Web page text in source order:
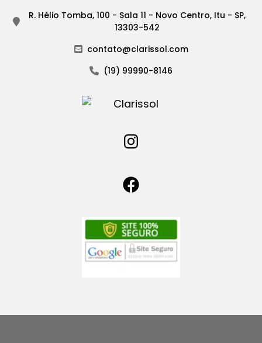
R. Hélio Tomba, 100 - Sala 11 - Novo Centro, Itu - SP,
13303-542
contato@clarissol.com
(19) 99990-8146